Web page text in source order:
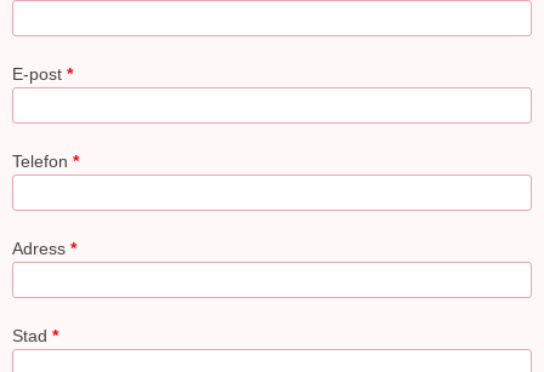
E-post *
Telefon *
Adress *
Stad *